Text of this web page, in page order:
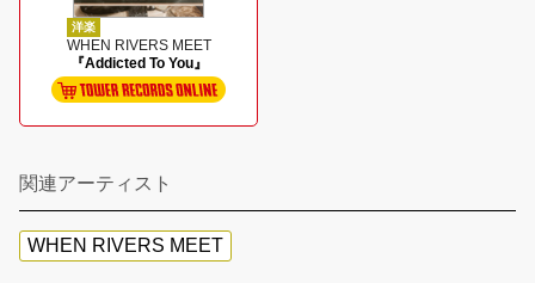
洋楽
WHEN RIVERS MEET
『Addicted To You』
関連アーティスト
WHEN RIVERS MEET